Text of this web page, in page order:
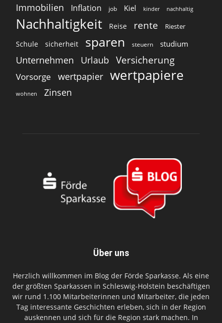
Immobilien Inflation job Kiel kinder nachhaltig
Nachhaltigkeit Reise rente Riester
Schule sicherheit sparen steuern studium
Unternehmen Urlaub Versicherung
Vorsorge wertpapier wertpapiere
wohnen Zinsen
Über uns
Herzlich willkommen im Blog der Förde Sparkasse. Als eine
der größten Sparkassen in Schleswig-Holstein beschäftigen
wir rund 1.100 Mitarbeiterinnen und Mitarbeiter, die jeden
Tag interessante Geschichten erleben, sich in der Region
auskennen und sich für die Region stark machen. In